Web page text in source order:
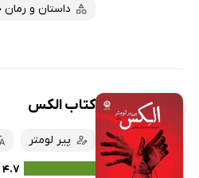
داستان و
کتاب الکس
پیر لومتر
۴.۷